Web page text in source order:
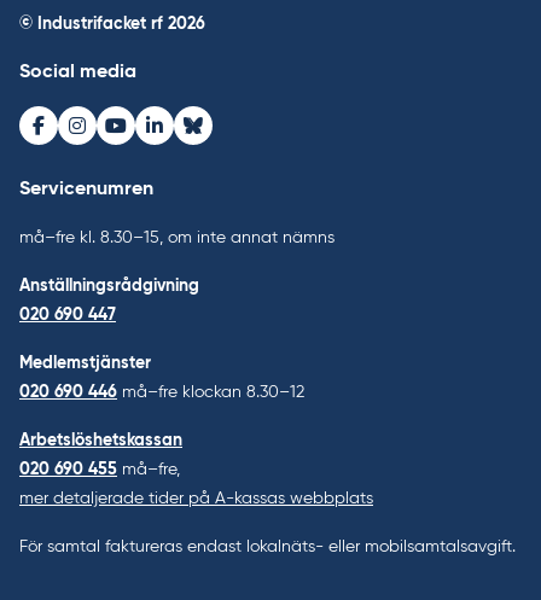
© Industrifacket rf 2026
Social media
Facebook
Instagram
Youtube
LinkedInBluesky
Servicenumren
må–fre kl. 8.30–15, om inte annat nämns
Anställningsrådgivning
020 690 447
Medlemstjänster
020 690 446 må–fre klockan 8.30–12
Arbetslöshetskassan
020 690 455 må–fre,
mer detaljerade tider på A-kassas webbplats
För samtal faktureras endast lokalnäts- eller mobilsamtalsavgift.